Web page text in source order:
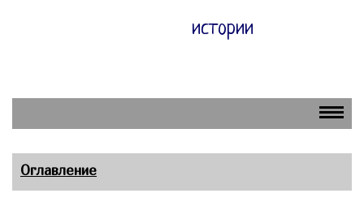
истории
Оглавление